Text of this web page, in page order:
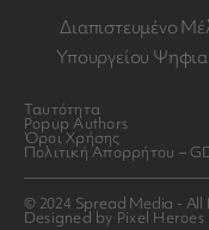
Διαπιστευμένο
Υπουργείου
Ταυτότητα
Popup Authors
Όροι Χρήσης
Πολιτική Απορρήτου –
© 2024 Spread Media - All
Designed by Pixel Heroes